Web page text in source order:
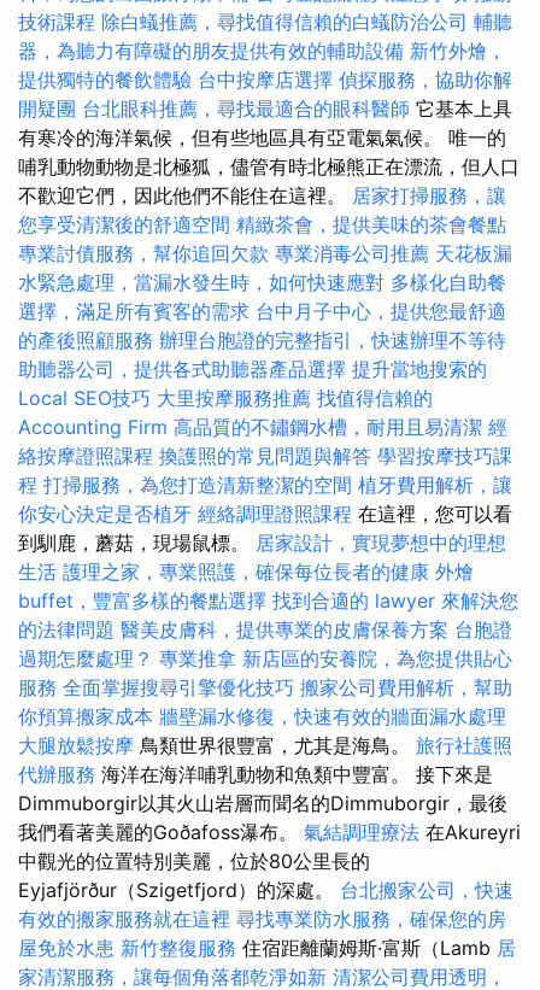
技術課程 除白蟻推薦，尋找值得信賴的白蟻防治公司 輔聽
器，為聽力有障礙的朋友提供有效的輔助設備 新竹外燴，
提供獨特的餐飲體驗 台中按摩店選擇 偵探服務，協助你解
開疑團 台北眼科推薦，尋找最適合的眼科醫師 它基本上具
有寒冷的海洋氣候，但有些地區具有亞電氣氣候。 唯一的
哺乳動物動物是北極狐，儘管有時北極熊正在漂流，但人口
不歡迎它們，因此他們不能住在這裡。 居家打掃服務，讓
您享受清潔後的舒適空間 精緻茶會，提供美味的茶會餐點
專業討債服務，幫你追回欠款 專業消毒公司推薦 天花板漏
水緊急處理，當漏水發生時，如何快速應對 多樣化自助餐
選擇，滿足所有賓客的需求 台中月子中心，提供您最舒適
的產後照顧服務 辦理台胞證的完整指引，快速辦理不等待
助聽器公司，提供各式助聽器產品選擇 提升當地搜索的
Local SEO技巧 大里按摩服務推薦 找值得信賴的
Accounting Firm 高品質的不鏽鋼水槽，耐用且易清潔 經
絡按摩證照課程 換護照的常見問題與解答 學習按摩技巧課
程 打掃服務，為您打造清新整潔的空間 植牙費用解析，讓
你安心決定是否植牙 經絡調理證照課程 在這裡，您可以看
到馴鹿，蘑菇，現場鼠標。 居家設計，實現夢想中的理想
生活 護理之家，專業照護，確保每位長者的健康 外燴
buffet，豐富多樣的餐點選擇 找到合適的 lawyer 來解決您
的法律問題 醫美皮膚科，提供專業的皮膚保養方案 台胞證
過期怎麼處理？ 專業推拿 新店區的安養院，為您提供貼心
服務 全面掌握搜尋引擎優化技巧 搬家公司費用解析，幫助
你預算搬家成本 牆壁漏水修復，快速有效的牆面漏水處理
大腿放鬆按摩 鳥類世界很豐富，尤其是海鳥。 旅行社護照
代辦服務 海洋在海洋哺乳動物和魚類中豐富。 接下來是
Dimmuborgir以其火山岩層而聞名的Dimmuborgir，最後
我們看著美麗的Goðafoss瀑布。 氣結調理療法 在Akureyri
中觀光的位置特別美麗，位於80公里長的
Eyjafjörður（Szigetfjord）的深處。 台北搬家公司，快速
有效的搬家服務就在這裡 尋找專業防水服務，確保您的房
屋免於水患 新竹整復服務 住宿距離蘭姆斯·富斯（Lamb 居
家清潔服務，讓每個角落都乾淨如新 清潔公司費用透明，